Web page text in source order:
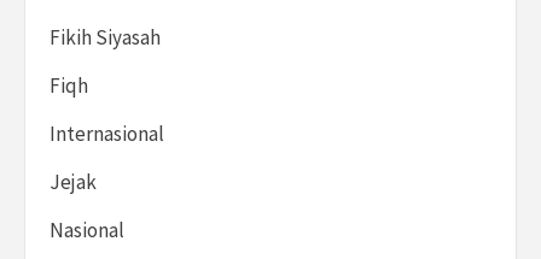
Fikih Siyasah
Fiqh
Internasional
Jejak
Nasional